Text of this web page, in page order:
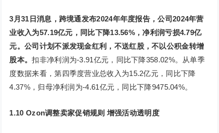
3月31日消息，跨境通发布2024年年度报告，公司2024年营
业收入为57.19亿元，同比下降13.56%，净利润亏损4.79亿
元。公司计划不派发现金红利，不送红股，不以公积金转增
股本。扣非净利润为-3.91亿元，同比下降358.02%。从单季
度数据来看，第四季度营业总收入为15.2亿元，同比下降
4.37%，归母净利润为-4.61亿元，同比下降9475.04%。
1.10 Ozon调整卖家促销规则 增强活动透明度